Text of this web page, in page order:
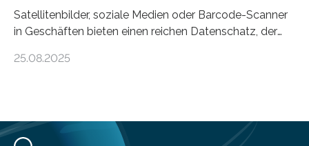
Satellitenbilder, soziale Medien oder Barcode-Scanner
in Geschäften bieten einen reichen Datenschatz, der
wird. Neue KI-gestützte Methoden helfen hier bei der
Kompetenzzentrum genannt „Societal Observatory
25.08.2025